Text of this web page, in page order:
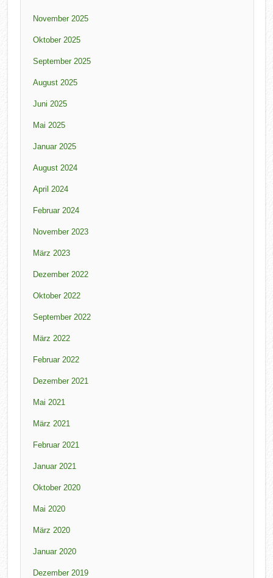
November 2025
Oktober 2025
September 2025
August 2025
Juni 2025
Mai 2025
Januar 2025
August 2024
April 2024
Februar 2024
November 2023
März 2023
Dezember 2022
Oktober 2022
September 2022
März 2022
Februar 2022
Dezember 2021
Mai 2021
März 2021
Februar 2021
Januar 2021
Oktober 2020
Mai 2020
März 2020
Januar 2020
Dezember 2019